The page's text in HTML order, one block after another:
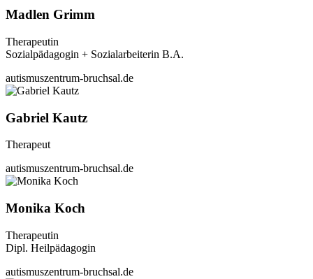
Madlen Grimm
Therapeutin
Sozialpädagogin + Sozialarbeiterin B.A.
autismuszentrum-bruchsal.de
Gabriel Kautz
Therapeut
autismuszentrum-bruchsal.de
Monika Koch
Therapeutin
Dipl. Heilpädagogin
autismuszentrum-bruchsal.de